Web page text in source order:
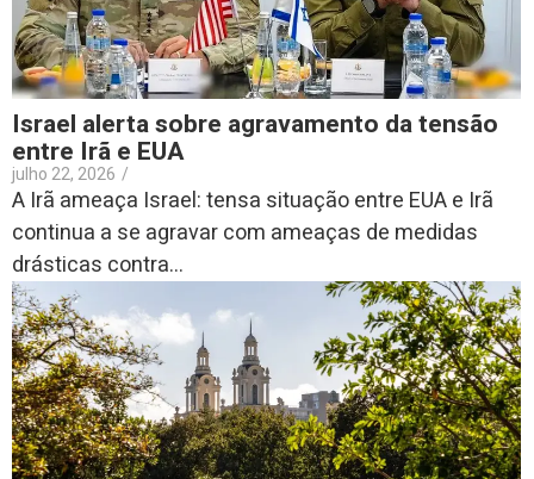
Israel alerta sobre agravamento da tensão
entre Irã e EUA
julho 22, 2026 /
A Irã ameaça Israel: tensa situação entre EUA e Irã
continua a se agravar com ameaças de medidas
drásticas contra...